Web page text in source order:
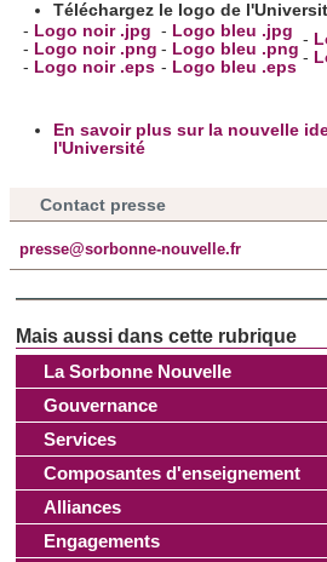
La Sorbonne Nouvelle
Gouvernance
Services
Composantes d'enseignement
Alliances
Engagements
Téléchargez le logo de
- Logo noir .jpg
- Logo noir .png
- Logo noir .eps
- Logo bleu .jpg
- Logo bleu .png
- Logo bleu .eps
-
-
En savoir plus sur la nouvelle
l'Université
Contact presse
presse@sorbonne-nouvelle.fr